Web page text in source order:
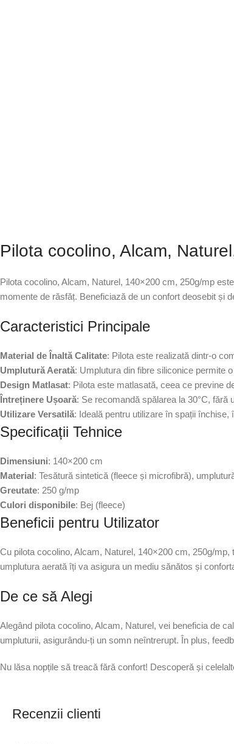
Pilota cocolino, Alcam,
Pilota cocolino, Alcam, Naturel, 140×200 cm, 250g/mp
momente de răsfăț. Beneficiază de un confort deosebit și
Caracteristici Principale
Material de Înaltă Calitate: Pilota este realizată dintr-o
Umplutură Aerată: Umplutura din fibre siliconice permite
Design Matlasat: Pilota este matlasată, ceea ce previne
Întreținere Ușoară: Se recomandă spălarea la 30°C,
Utilizare Versatilă: Ideală pentru utilizare în spații
Specificații Tehnice
Dimensiuni: 140×200 cm
Material: Tesătură sintetică (fleece și microfibră),
Greutate: 250 g/mp
Culori disponibile: Bej (fleece)
Beneficii pentru Utilizator
Cu pilota cocolino, Alcam, Naturel, 140×200 cm, 250g/
umplutura aerată îți va asigura un mediu sănătos și
De ce să Alegi
Alegând pilota cocolino, Alcam, Naturel, vei beneficia de
umpluturii, asigurându-ți un somn neîntrerupt. În plus,
Nu lăsa nopțile să treacă fără confort! Descoperă și
Recenzii clienti